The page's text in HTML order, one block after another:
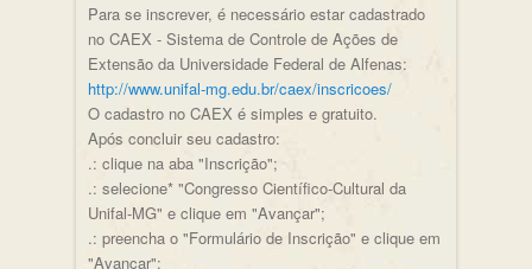
Para se inscrever, é necessário estar cadastrado
no CAEX - Sistema de Controle de Ações de
Extensão da Universidade Federal de Alfenas:
http://www.unifal-mg.edu.br/caex/inscricoes/
O cadastro no CAEX é simples e gratuito.
Após concluir seu cadastro:
.: clique na aba "Inscrição";
.: selecione* "Congresso Científico-Cultural da
Unifal-MG" e clique em "Avançar";
.: preencha o "Formulário de Inscrição" e clique em
"Avançar";